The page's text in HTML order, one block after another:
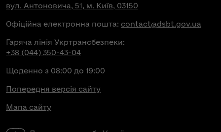
вул. Антоновича, 51, м. Київ, 03150
Офіційна електронна пошта: contact@dsbt.gov.ua
Гаряча лінія Укртрансбезпеки:
+38 (044) 350-43-04
Щоденно з 08:00 до 19:00
Попередня версія сайту
Мапа сайту